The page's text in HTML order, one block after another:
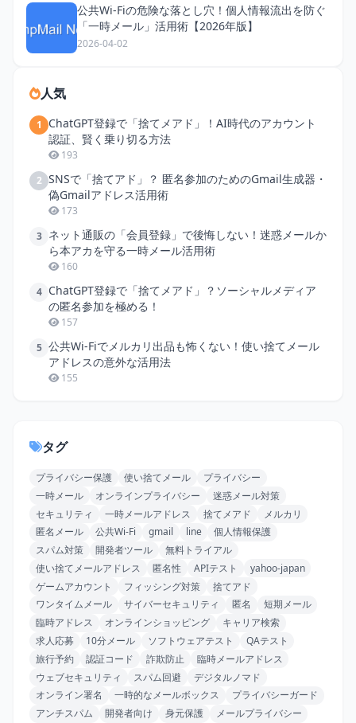
公共Wi-Fiの危険な落とし穴！個人情報流出を防ぐ
「一時メール」活用術【2026年版】
2026-04-02
人気
1
ChatGPT登録で「捨てメアド」！AI時代のアカウント
認証、賢く乗り切る方法
193
2 SNSで「捨てアド」？ 匿名参加のためのGmail生成器・
偽Gmailアドレス活用術
173
3 ネット通販の「会員登録」で後悔しない！迷惑メールか
ら本アカを守る一時メール活用術
160
4 ChatGPT登録で「捨てメアド」？ソーシャルメディア
の匿名参加を極める！
157
5 公共Wi-Fiでメルカリ出品も怖くない！使い捨てメール
アドレスの意外な活用法
155
タグ
プライバシー保護 使い捨てメール
プライバシー
一時メール
オンラインプライバシー
迷惑メール対策
セキュリティ
一時メールアドレス 捨てメアド
メルカリ
匿名メール
公共Wi-Fi gmail line
個人情報保護
スパム対策
開発者ツール
無料トライアル
使い捨てメールアドレス
匿名性 APIテスト
yahoo-japan
ゲームアカウント
フィッシング対策
捨てアド
ワンタイムメール
サイバーセキュリティ 匿名
短期メール
臨時アドレス
オンラインショッピング
キャリア検索
求人応募
10分メール ソフトウェアテスト
QAテスト
旅行予約
認証コード 詐欺防止
臨時メールアドレス
ウェブセキュリティ
スパム回避
デジタルノマド
オンライン署名
一時的なメールボックス
プライバシーガード
アンチスパム
開発者向け 身元保護 メールプライバシー